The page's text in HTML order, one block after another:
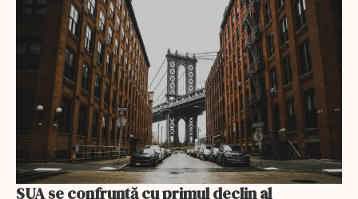
SUA se confruntă cu primul declin al